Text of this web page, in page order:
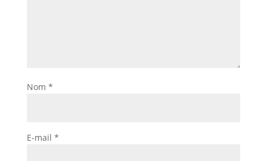
Nom *
E-mail *